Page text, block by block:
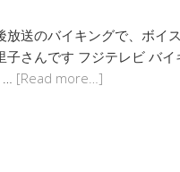
送のバイキングで、ボイ
さんです フジテレビ バイ
… [Read more…]